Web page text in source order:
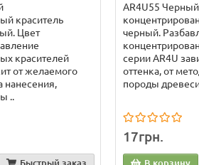
краситель
Цвет
красителей
от желаемого
нанесения,
..
Быстрый заказ
AR4U55
черный.
серии AR4U
оттенка, от
породы
17грн.
В корзину